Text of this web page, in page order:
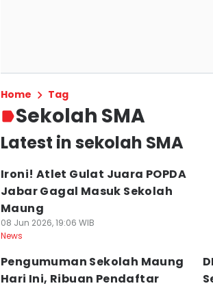
Home Tag
Sekolah SMA
Latest in sekolah SMA
Ironi! Atlet Gulat Juara POPDA
Jabar Gagal Masuk Sekolah
Maung
08 Jun 2026, 19:06 WIB
News
Pengumuman Sekolah Maung
Hari Ini, Ribuan Pendaftar